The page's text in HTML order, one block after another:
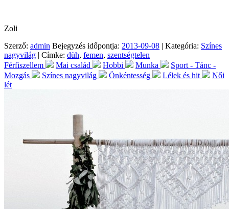
Zoli
Szerző: admin Bejegyzés időpontja: 2013-09-08 | Kategória: Színes
nagyvilág | Címke: düh, femen, szentségtelen
Férfiszellem
Mai család Hobbi Munka
Sport - Tánc -
Mozgás
Színes nagyvilág Önkéntesség Lélek és hit
Női
lét